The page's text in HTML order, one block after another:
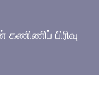
பிரிவு